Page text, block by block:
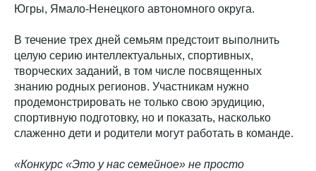
Югры, Ямало-Ненецкого автономного округа.
В течение трех дней семьям предстоит выполнить
целую серию интеллектуальных, спортивных,
творческих заданий, в том числе посвященных
знанию родных регионов. Участникам нужно
продемонстрировать не только свою эрудицию,
спортивную подготовку, но и показать, насколько
слаженно дети и родители могут работать в команде.
«Конкурс «Это у нас семейное» не просто